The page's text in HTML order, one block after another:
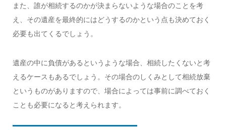
また、誰が相続するのかが決まらないような場合のことを考
え、その遺産を最終的にはどうするのかという点も決めておく
必要も出てくるでしょう。
遺産の中に負債があるというような場合、相続したくないと考
えるケースもあるでしょう。その場合のしくみとして相続放棄
というものがありますので、場合によっては事前に調べておく
ことも必要になると考えられます。